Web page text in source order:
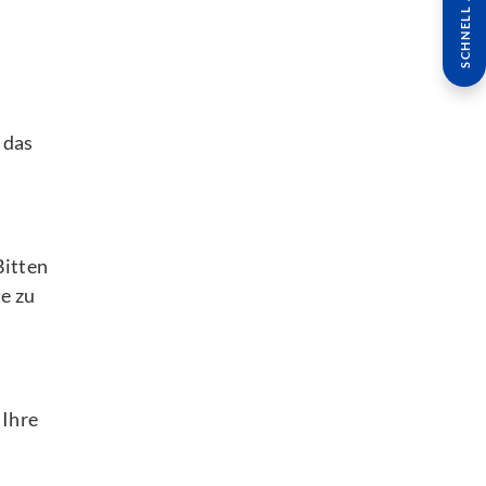
zu
Ihre